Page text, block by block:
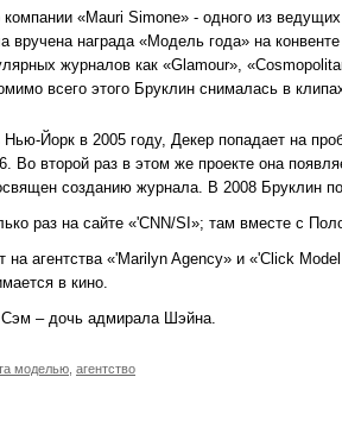
«Mauri Simone» - одного из
вручена награда «Модель года» на
журналов как «Glamour»,
всего этого Бруклин снималась в
Йорк в 2005 году, Декер попадает на
Во второй раз в этом же проекте она
созданию журнала. В 2008 Бруклин
раз на сайте «'CNN/SI»; там вместе с
агентства «'Marilyn Agency» и «'Click
в кино.
– дочь адмирала Шэйна.
моделью агентство